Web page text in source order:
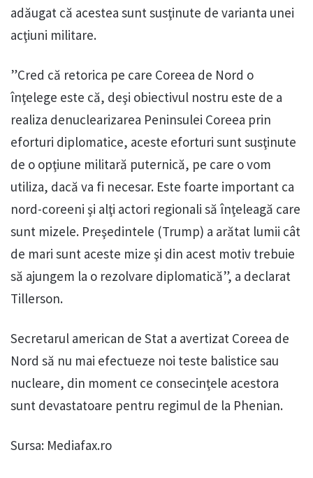
adăugat că acestea sunt susţinute de varianta unei
acţiuni militare.
”Cred că retorica pe care Coreea de Nord o
înţelege este că, deşi obiectivul nostru este de a
realiza denuclearizarea Peninsulei Coreea prin
eforturi diplomatice, aceste eforturi sunt susţinute
de o opţiune militară puternică, pe care o vom
utiliza, dacă va fi necesar. Este foarte important ca
nord-coreeni şi alţi actori regionali să înţeleagă care
sunt mizele. Preşedintele (Trump) a arătat lumii cât
de mari sunt aceste mize şi din acest motiv trebuie
să ajungem la o rezolvare diplomatică”, a declarat
Tillerson.
Secretarul american de Stat a avertizat Coreea de
Nord să nu mai efectueze noi teste balistice sau
nucleare, din moment ce consecinţele acestora
sunt devastatoare pentru regimul de la Phenian.
Sursa: Mediafax.ro